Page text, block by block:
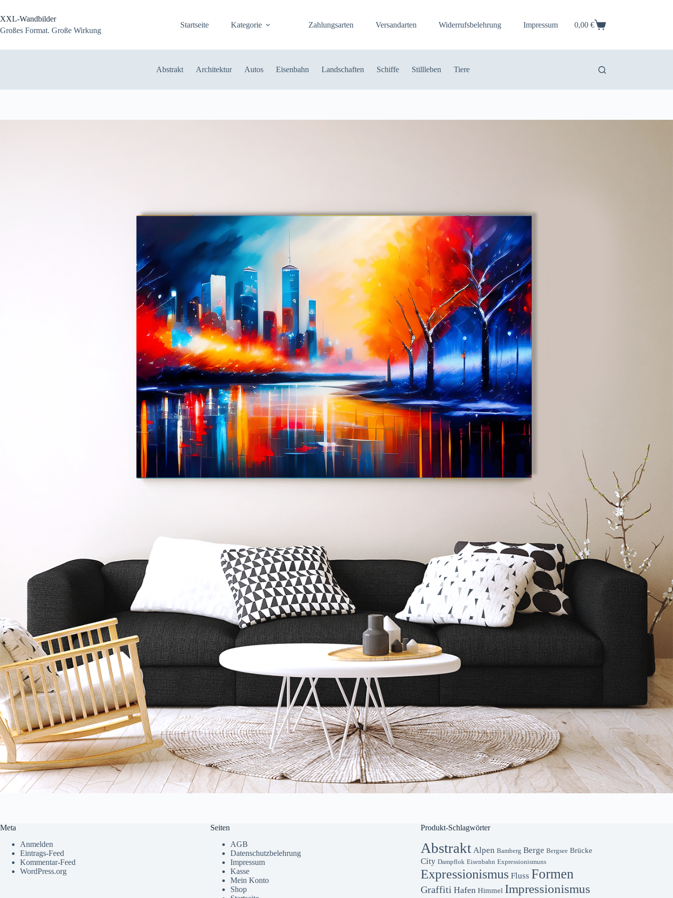
springen
XXL-Wandbilder
Großes Format. Große Wirkung
Startseite Kategorie Zahlungsarten Versandarten Widerrufsbelehrung Impressum Warenkorb
0,00 €
Abstrakt Architektur Autos Eisenbahn Landschaften Schiffe Stillleben Tiere
Meta
Anmelden
Eintrags-Feed
Kommentar-Feed
WordPress.org
Seiten
AGB
Datenschutzbelehrung
Impressum
Kasse
Mein Konto
Shop
Produkt-Schlagwörter
Abstrakt Alpen Bamberg Berge Bergsee Brücke
City Dampflok Eisenbahn Expressionismuns
Expressionismus Fluss Formen
Graffiti Hafen Himmel Impressionismus